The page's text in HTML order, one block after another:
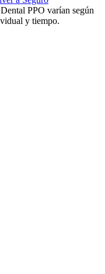
PPO varían según
y tiempo.